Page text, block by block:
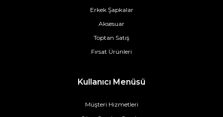
Erkek Şapkalar
Aksesuar
Toptan Satış
Fırsat Ürünleri
Kullanıcı Menüsü
Müşteri Hizmetleri